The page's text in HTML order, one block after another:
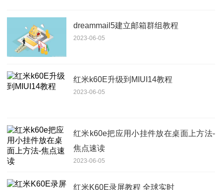
dreammail5建立邮箱群组教程
2023-06-05
红米k60E升级到MIUI14教程
2023-06-05
红米k60e把应用小挂件放在桌面上方法-
焦点速读
2023-06-05
红米K60E录屏教程 全球实时